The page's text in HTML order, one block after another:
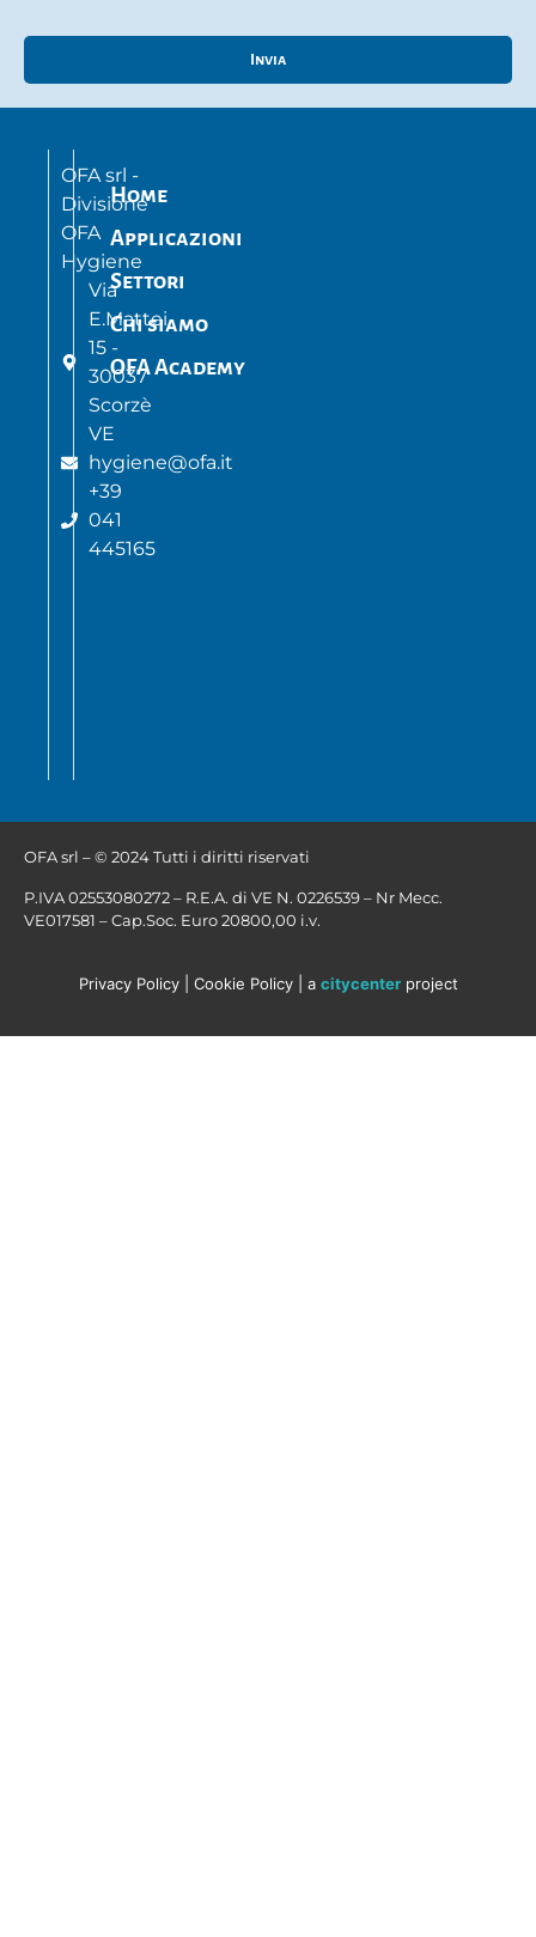
Invia
OFA srl -
Divisione
OFA
Hygiene
Via
E.Mattei,
15 -
30037
Scorzè
VE
hygiene@ofa.it
+39
041
445165
Home
Applicazioni
Settori
Chi siamo
OFA Academy
OFA srl – © 2024 Tutti i diritti riservati
P.IVA 02553080272 – R.E.A. di VE N. 0226539 – Nr Mecc.
VE017581 – Cap.Soc. Euro 20800,00 i.v.
Privacy Policy| Cookie Policy| a citycenterproject